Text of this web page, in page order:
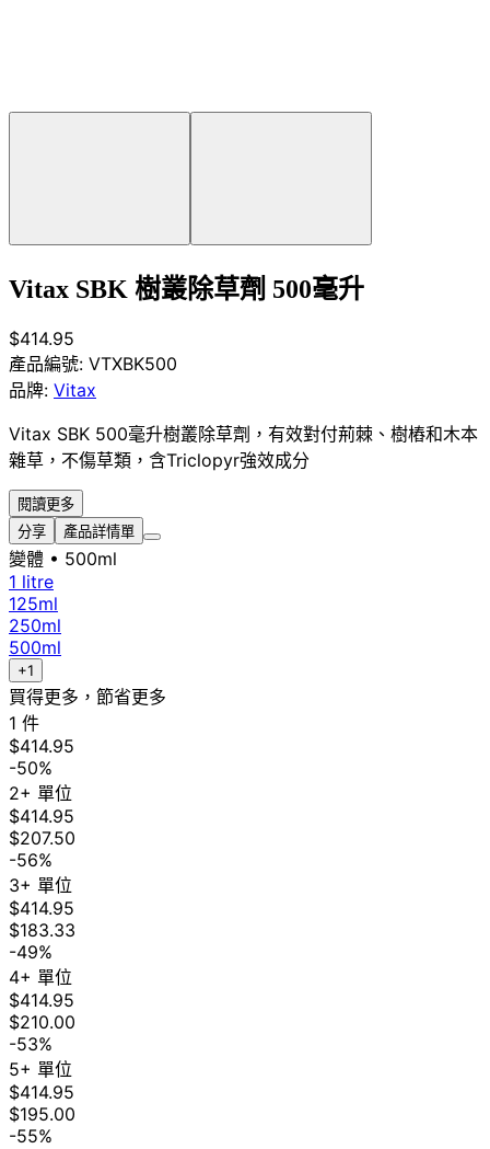
Vitax SBK 樹叢除草劑 500毫升
$414.95
產品編號: VTXBK500
品牌: Vitax
Vitax SBK 500毫升樹叢除草劑，有效對付荊棘、樹樁和木本
雜草，不傷草類，含Triclopyr強效成分
閱讀更多
分享
產品詳情單
變體 • 500ml
1 litre
125ml
250ml
500ml
+1
買得更多，節省更多
1 件
$414.95
-50%
2+ 單位
$414.95
$207.50
-56%
3+ 單位
$414.95
$183.33
-49%
4+ 單位
$414.95
$210.00
-53%
5+ 單位
$414.95
$195.00
-55%